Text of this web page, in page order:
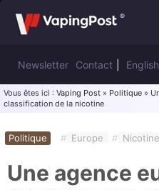
Newsletter Contact English
Vous êtes ici : Vaping Post » Politique »
classification de la nicotine
Politique # Europe # Nicotine
Une agence